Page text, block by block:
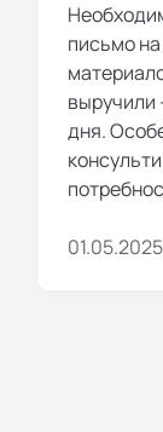
письмо
выручили
дня.
01.05.2025